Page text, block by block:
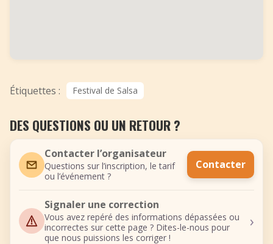
Étiquettes : Festival de Salsa
DES QUESTIONS OU UN RETOUR ?
Contacter l’organisateur
Questions sur l’inscription, le tarif
ou l’événement ?
Contacter
Signaler une correction
Vous avez repéré des informations dépassées ou
incorrectes sur cette page ? Dites-le-nous pour
que nous puissions les corriger !
›